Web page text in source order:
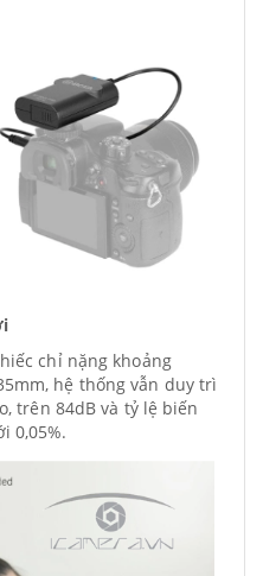
chỉ nặng khoảng
hệ thống vẫn duy trì
trên 84dB và tỷ lệ biến
0,05%.